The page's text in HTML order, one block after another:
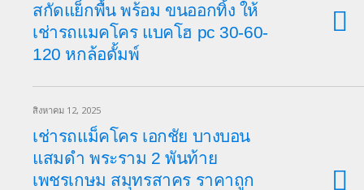
สกัดแย็กพื้น พร้อม ขนออกทิ้ง ให้
เช่ารถแมคโคร แบคโฮ pc 30-60-
120 หกล้อดั้มพ์
สิงหาคม 12, 2025
เช่ารถแม็คโคร เอกชัย บางบอน
แสมดำ พระราม 2 พันท้าย
เพชรเกษม สมุทรสาคร ราคาถูก